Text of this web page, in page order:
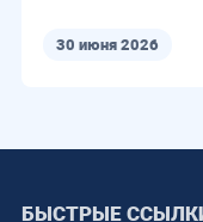
30 июня 2026
БЫСТРЫЕ